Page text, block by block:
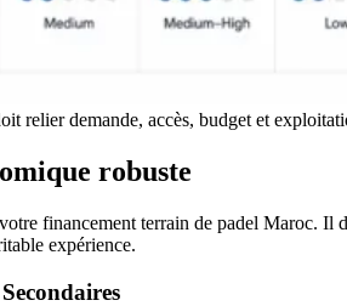
relier demande, accès, budget et
robuste
financement terrain de padel Maroc. Il
expérience.